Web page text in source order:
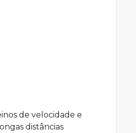
de velocidade e
distâncias